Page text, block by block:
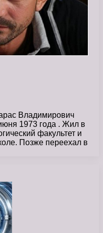
Владимирович
1973 года . Жил в
факультет и
Позже переехал в